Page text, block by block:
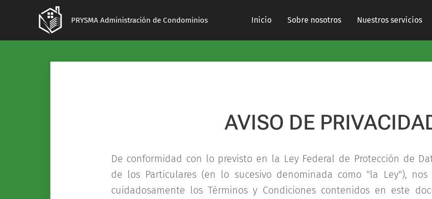
PRYSMA Administración de Condominios Inicio Sobre nosotros Nuestros servicios
AVISO DE
De conformidad con lo previsto en la Ley Federal de Protección de
de los Particulares (en lo sucesivo denominada como "la Ley"),
cuidadosamente los Términos y Condiciones contenidos en este